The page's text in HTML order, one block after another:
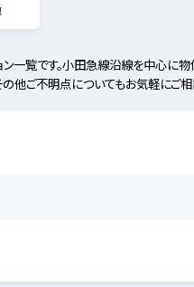
一覧です。小田急線沿線を中心に
の他ご不明点についてもお気軽にご相